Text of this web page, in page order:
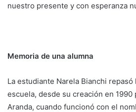
nuestro presente y con esperanza
Memoria de una alumna
La estudiante Narela Bianchi
escuela, desde su creación en 1990
Aranda, cuando funcionó con el